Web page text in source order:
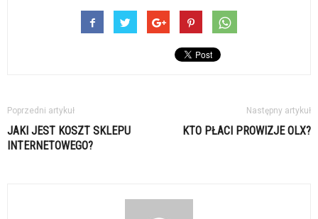
Poprzedni artykuł
JAKI JEST KOSZT SKLEPU
INTERNETOWEGO?
Następny artykuł
KTO PŁACI PROWIZJE OLX?